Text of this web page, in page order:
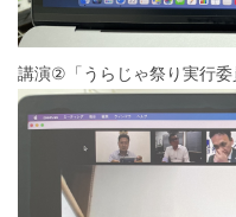
講演② 「うらじゃ祭り実行